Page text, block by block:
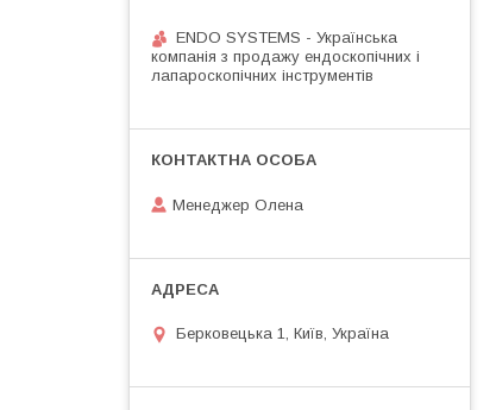
ENDO SYSTEMS - Українська
компанія з продажу ендоскопічних і
лапароскопічних інструментів
Менеджер Олена
Берковецька 1, Київ, Україна